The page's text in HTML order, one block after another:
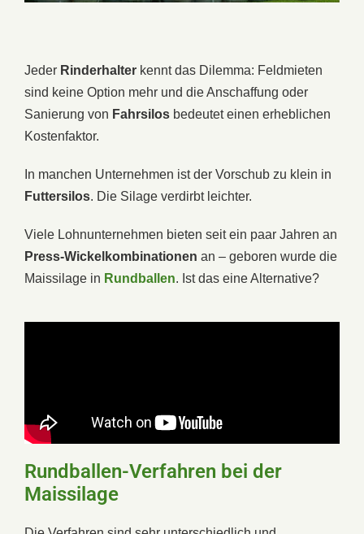
Jeder Rinderhalter kennt das Dilemma: Feldmieten
sind keine Option mehr und die Anschaffung oder
Sanierung von Fahrsilos bedeutet einen erheblichen
Kostenfaktor.
In manchen Unternehmen ist der Vorschub zu klein in
Futtersilos. Die Silage verdirbt leichter.
Viele Lohnunternehmen bieten seit ein paar Jahren an
Press-Wickelkombinationen an – geboren wurde die
Maissilage in Rundballen. Ist das eine Alternative?
Rundballen-Verfahren bei der
Maissilage